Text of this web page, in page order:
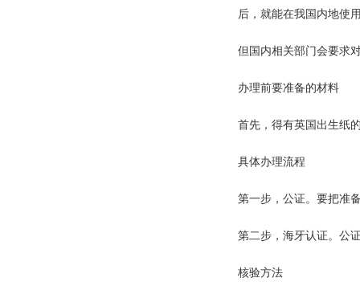
后，就能在我国内地使
但国内相关部门会要求
办理前要准备的材料
首先，得有英国出生纸
具体办理流程
第一步，公证。要把准
第二步，海牙认证。公
核验方法